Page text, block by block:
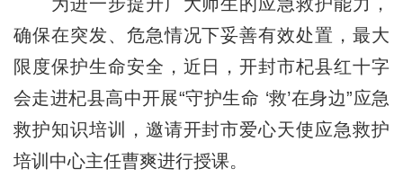
确保在突发、危急情况下妥善有效处置，最大
限度保护生命安全，近日，开封市杞县红十字
会走进杞县高中开展“守护生命 ‘救’在身边”应急
救护知识培训，邀请开封市爱心天使应急救护
培训中心主任曹爽进行授课。